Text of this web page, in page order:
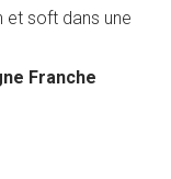
et soft dans une
Franche